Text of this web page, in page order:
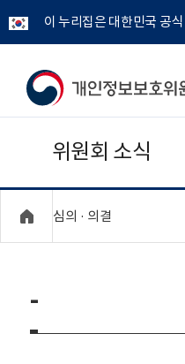
이 누리집은 대한민국 공
개
보
보
위
위원회 소식
심의 · 의결
-